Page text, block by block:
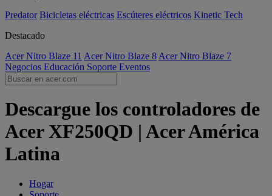
Predator Bicicletas eléctricas Escúteres eléctricos Kinetic Tech
Destacado
Acer Nitro Blaze 11 Acer Nitro Blaze 8 Acer Nitro Blaze 7
Negocios Educación Soporte Eventos
Descargue los controladores de
Acer XF250QD | Acer América
Latina
Hogar